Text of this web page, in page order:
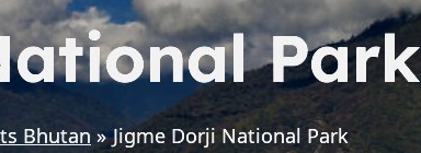
Park
Bhutan Jigme Dorji National Park